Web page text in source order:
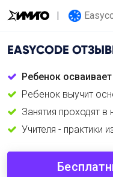
EASYCODE
Ребенок
Ребенок выучит
Занятия проходят
Учителя - практики